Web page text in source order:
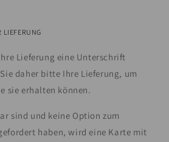
LIEFERUNG
Lieferung eine Unterschrift
daher bitte Ihre Lieferung, um
sie erhalten können.
sind und keine Option zum
haben, wird eine Karte mit